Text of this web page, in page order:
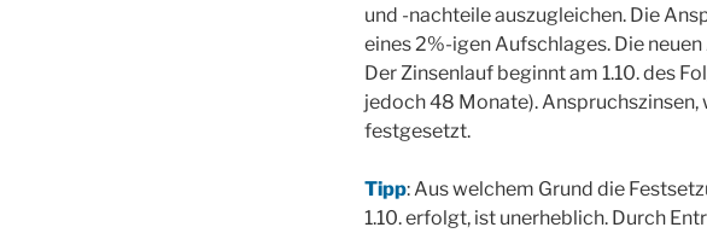
und -nachteile auszugleichen. Die
eines 2%-igen Aufschlages. Die
Der Zinsenlauf beginnt am 1.10. des
jedoch 48 Monate).
festgesetzt.
Tipp: Aus welchem Grund die
1.10. erfolgt, ist unerheblich. Durch